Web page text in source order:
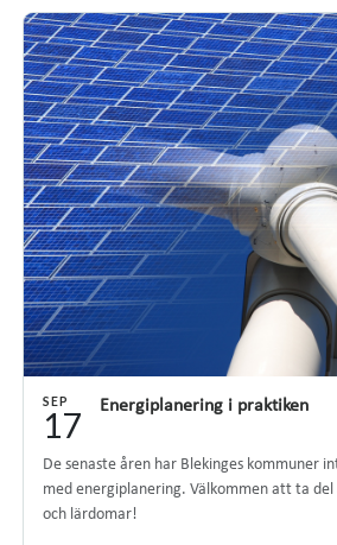
SEP
17 Energiplanering i praktiken
De senaste åren har Blekinges kommuner
med energiplanering. Välkommen att ta
och lärdomar!